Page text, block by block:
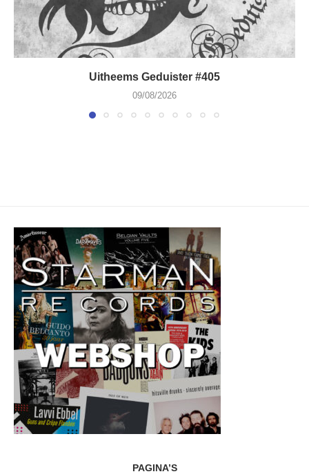
Uitheems Geduister #405
09/08/2026
PAGINA’S